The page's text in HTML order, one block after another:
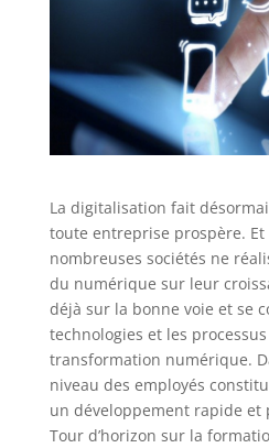
La digitalisation fait
toute entreprise prospère. Et
nombreuses sociétés ne
du numérique sur leur
déjà sur la bonne voie et se
technologies et les
transformation numérique.
niveau des employés
un développement rapide et
Tour d’horizon sur la